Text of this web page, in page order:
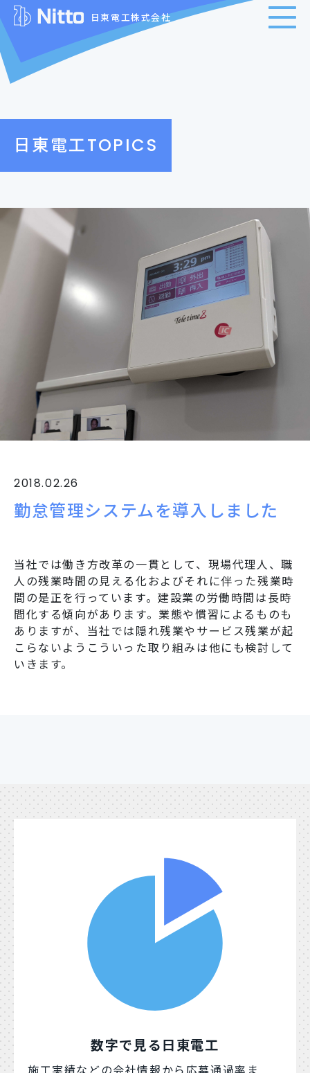
日東電工株式会社
日東電工TOPICS
2018.02.26
勤怠管理システムを導入しました
当社では働き方改革の一貫として、現場代理人、職
人の残業時間の見える化およびそれに伴った残業時
間の是正を行っています。建設業の労働時間は長時
間化する傾向があります。業態や慣習によるものも
ありますが、当社では隠れ残業やサービス残業が起
こらないようこういった取り組みは他にも検討して
いきます。
数字で見る日東電工